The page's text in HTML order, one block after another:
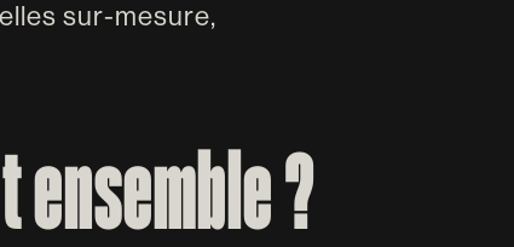
sur-mesure,
?